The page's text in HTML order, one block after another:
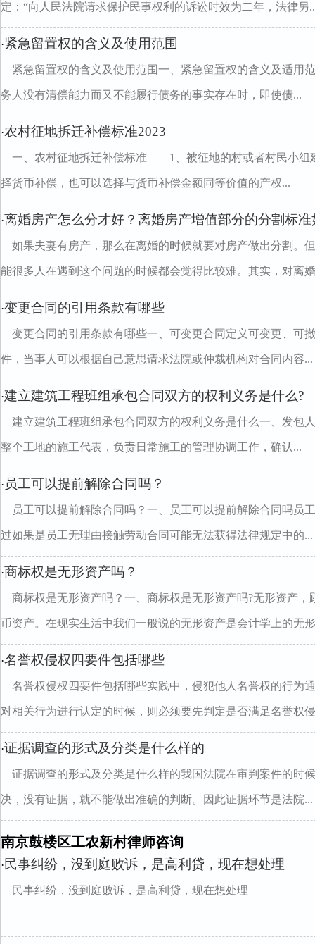
定：“向人民法院请求保护民事权利的诉讼时效为二年，法律另
·紧急留置权的含义及使用范围
紧急留置权的含义及使用范围一、紧急留置权的含义及适用
务人没有清偿能力而又不能履行债务的事实存在时，即使债...
·农村征地拆迁补偿标准2023
一、农村征地拆迁补偿标准 1、被征地的村或者村民小
择货币补偿，也可以选择与货币补偿金额同等价值的产权...
·离婚房产怎么分才好？离婚房产增值部分的分割标
如果夫妻有房产，那么在离婚的时候就要对房产做出分割。
能很多人在遇到这个问题的时候都会觉得比较难。其实，对离
·变更合同的引用条款有哪些
变更合同的引用条款有哪些一、可变更合同定义可变更、可
件，当事人可以根据自己意思请求法院或仲裁机构对合同内容...
·建立建筑工程班组承包合同双方的权利义务是什么?
建立建筑工程班组承包合同双方的权利义务是什么一、发包
整个工地的施工代表，负责日常施工的管理协调工作，确认...
· 员工可以提前解除合同吗？
员工可以提前解除合同吗？一、员工可以提前解除合同吗员
过如果是员工无理由接触劳动合同可能无法获得法律规定中的...
·商标权是无形资产吗？
商标权是无形资产吗？一、商标权是无形资产吗?无形资产
币资产。在现实生活中我们一般说的无形资产是会计学上的无
·名誉权侵权四要件包括哪些
名誉权侵权四要件包括哪些实践中，侵犯他人名誉权的行为
对相关行为进行认定的时候，则必须要先判定是否满足名誉权
·证据调查的形式及分类是什么样的
证据调查的形式及分类是什么样的我国法院在审判案件的时
决，没有证据，就不能做出准确的判断。因此证据环节是法院...
南京鼓楼区工农新村律师咨询
· 民事纠纷，没到庭败诉，是高利贷，现在想处理
民事纠纷，没到庭败诉，是高利贷，现在想处理